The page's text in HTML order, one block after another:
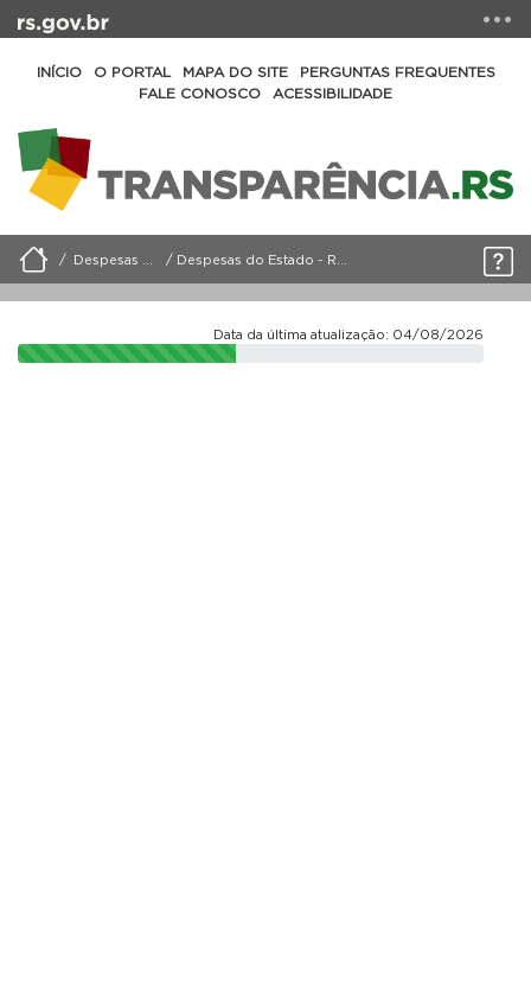
INÍCIO O PORTAL MAPA DO SITE
PERGUNTAS FREQUENTES
FALE CONOSCO
ACESSIBILIDADE
Despesas do Estado Despesas do Estado - Relatório Detalhado
Data da última atualização: 04/08/2026